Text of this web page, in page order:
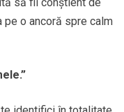
o ancoră spre calm